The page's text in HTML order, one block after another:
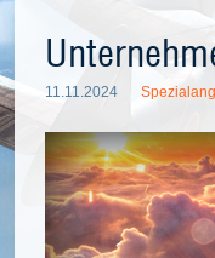
11.11.2024